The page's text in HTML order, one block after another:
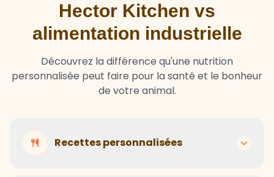
Hector Kitchen vs
alimentation industrielle
Découvrez la différence qu'une nutrition
personnalisée peut faire pour la santé et le bonheur
de votre animal.
Recettes personnalisées